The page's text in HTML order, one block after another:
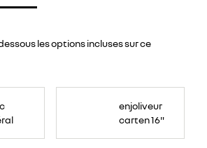
les options incluses sur ce
enjoliveur
carten 16"